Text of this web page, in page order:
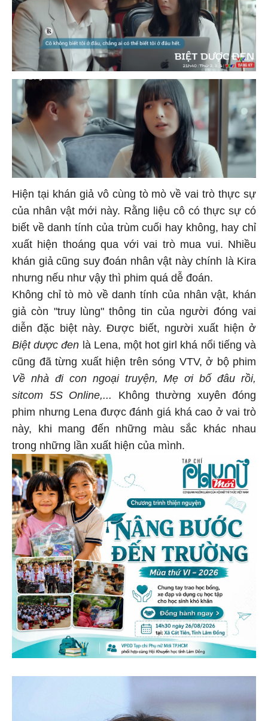
Hiện tại khán giả vô cùng tò mò về vai trò thực sự
của nhân vật mới này. Rằng liệu cô có thực sự có
biết về danh tính của trùm cuối hay không, hay chỉ
xuất hiện thoáng qua với vai trò mua vui. Nhiều
khán giả cũng suy đoán nhân vật này chính là Kira
nhưng nếu như vậy thì phim quá dễ đoán.
Không chỉ tò mò về danh tính của nhân vật, khán
giả còn "truy lùng" thông tin của người đóng vai
diễn đặc biệt này. Được biết, người xuất hiện ở
Biệt dược đen là Lena, một hot girl khá nổi tiếng và
cũng đã từng xuất hiện trên sóng VTV, ở bộ phim
Về nhà đi con ngoại truyện, Mẹ ơi bố đâu rồi,
sitcom 5S Online,...
Không thường xuyên đóng
phim nhưng Lena được đánh giá khá cao ở vai trò
này, khi mang đến những màu sắc khác nhau
trong những lần xuất hiện của mình.